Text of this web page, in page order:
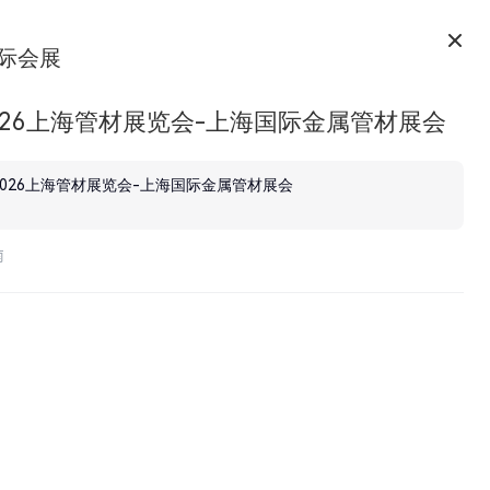
会展
上海管材展览会-上海国际金属管材展会
上海管材展览会-上海国际金属管材展会